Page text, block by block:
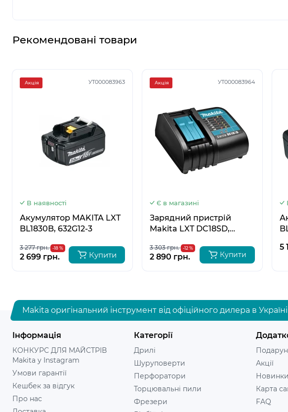
Рекомендовані товари
УТ000083963
Акція
В наявності
Акумулятор MAKITA LXT
BL1830B, 632G12-3
3 277 грн. -18 %
2 699 грн. Купити
УТ000083964
Акція
33
Є в магазині
Зарядний пристрій
Makita LXT DC18SD,
3 303 грн. -12 %
2 890 грн. Купити
5
Makita оригінальний інструмент від офіційного дилера в Україні
Інформація
КОНКУРС ДЛЯ МАЙСТРІВ
Makita у Instagram
Умови гарантії
Кешбек за відгук
Про нас
Категорії
Дрилі
Шуруповерти
Перфоратори
Торцювальні пили
Фрезери
Акції
Новинки
Карта
FAQ